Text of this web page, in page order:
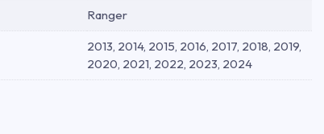
Ranger
2013, 2014, 2015, 2016, 2017, 2018, 2019,
2020, 2021, 2022, 2023, 2024